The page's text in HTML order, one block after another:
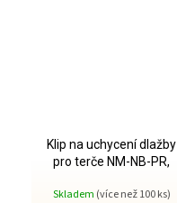
Klip na uchycení dlažby
pro terče NM-NB-PR,
Skladem (více než 100 ks)